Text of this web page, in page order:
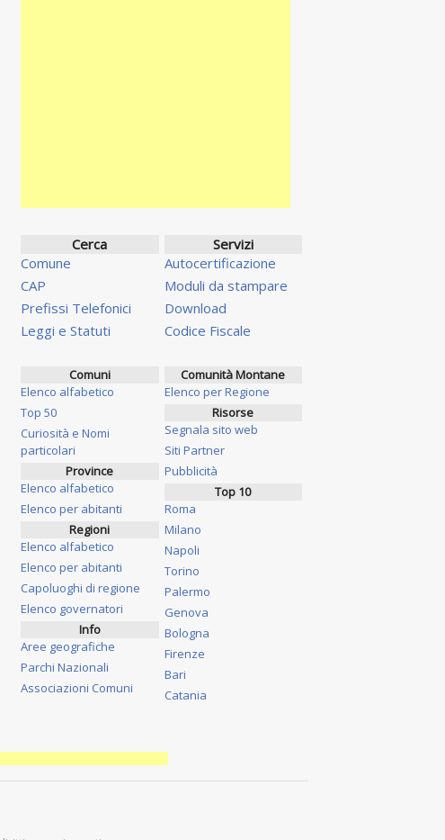
Cerca
Comune
CAP
Prefissi Telefonici
Leggi e Statuti
Servizi
Autocertificazione
Moduli da stampare
Download
Codice Fiscale
Comuni
Elenco alfabetico
Top 50
Curiosità e Nomi
particolari
Province
Elenco alfabetico
Elenco per abitanti
Regioni
Elenco alfabetico
Elenco per abitanti
Capoluoghi di regione
Elenco governatori
Info
Aree geografiche
Parchi Nazionali
Associazioni Comuni
Comunità Montane
Elenco per Regione
Risorse
Segnala sito web
Siti Partner
Pubblicità
Top 10
Roma
Milano
Napoli
Torino
Palermo
Genova
Bologna
Firenze
Bari
Catania